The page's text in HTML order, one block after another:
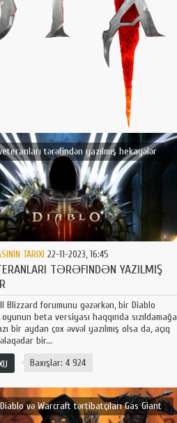
tərəfindən yazılmış hekayələr
TARIXI 22-11-2023, 16:45
TƏRƏFINDƏN YAZILMIŞ
Blizzard forumunu gəzərkən, bir Diablo
beta versiyası haqqında sızıldamağa
bir aydan çox əvvəl yazılmış olsa da, açıq
bir...
Baxışlar: 4 924
və Warcraft tərtibatçıları Gas Giant